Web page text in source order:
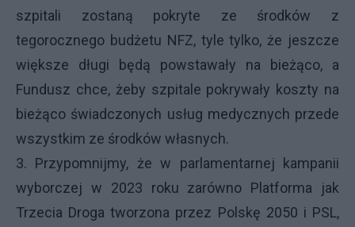
szpitali zostaną pokryte ze środków z
tegorocznego budżetu NFZ, tyle tylko, że jeszcze
większe długi będą powstawały na bieżąco, a
Fundusz chce, żeby szpitale pokrywały koszty na
bieżąco świadczonych usług medycznych przede
wszystkim ze środków własnych.
3. Przypomnijmy, że w parlamentarnej kampanii
wyborczej w 2023 roku zarówno Platforma jak
Trzecia Droga tworzona przez Polskę 2050 i PSL,